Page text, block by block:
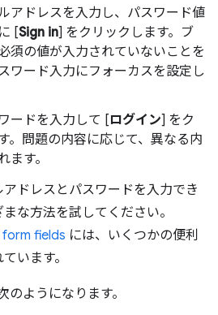
アドレスを入力し、パスワード値
[Sign in] をクリックします。ブ
須の値が入力されていないことを
ワード入力にフォーカスを設定し
ードを入力して [ログイン] をク
。問題の内容に応じて、異なる内
ます。
ドレスとパスワードを入力でき
な方法を試してください。
fields には、いくつかの便利
います。
のようになります。